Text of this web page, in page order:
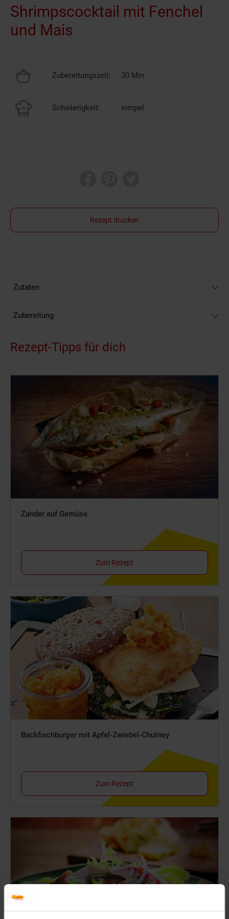
Shrimpscocktail mit Fenchel
und Mais
Zubereitungszeit: 30 Min.
Schwierigkeit: simpel
Rezept drucken
Zutaten
Zubereitung
Rezept-Tipps für dich
Zander auf Gemüse
Zum Rezept
Backfischburger mit Apfel-Zwiebel-Chutney
Zum Rezept